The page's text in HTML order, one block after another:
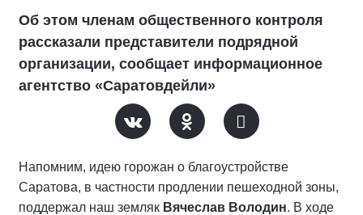
Об этом членам общественного контроля
рассказали представители подрядной
организации, сообщает информационное
агентство «Саратовдейли»
Напомним, идею горожан о благоустройстве
Саратова, в частности продлении пешеходной зоны,
поддержал наш земляк Вячеслав Володин. В ходе